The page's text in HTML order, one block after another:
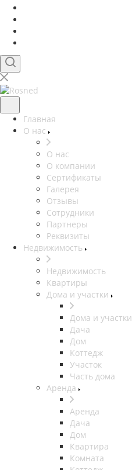
Главная
О нас
О нас
О компании
Сертификаты
Галерея
Отзывы
Сотрудники
Партнеры
Реквизиты
Недвижимость
Недвижимость
Квартиры
Дома и участки
Дома и участки
Дача
Дом
Коттедж
Участок
Часть дома
Аренда
Аренда
Дача
Дом
Квартира
Комната